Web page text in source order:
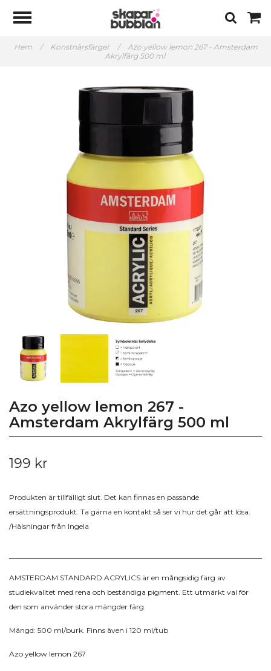
Hem / Konstnärsfärger /
Azo yellow lemon 267 - Amsterdam
Akrylfärg 500 ml
Azo yellow lemon 267 -
Amsterdam Akrylfärg 500 ml
199 kr
Produkten är tillfälligt slut. Det kan finnas en passande
ersättningsprodukt. Ta gärna en kontakt så ser vi hur det går att lösa.
/Hälsningar från Ingela
AMSTERDAM STANDARD ACRYLICS är en mångsidig färg av
studiekvalitet med rena och beständiga pigment. Ett utmärkt val för
den som använder stora mängder färg.
Mängd: 500 ml/burk. Finns även i 120 ml/tub
Azo yellow lemon 267